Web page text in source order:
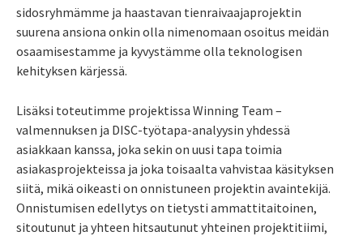
sidosryhmämme ja haastavan tienraivaajaprojektin
suurena ansiona onkin olla nimenomaan osoitus meidän
osaamisestamme ja kyvystämme olla teknologisen
kehityksen kärjessä.
Lisäksi toteutimme projektissa Winning Team –
valmennuksen ja DISC-työtapa-analyysin yhdessä
asiakkaan kanssa, joka sekin on uusi tapa toimia
asiakasprojekteissa ja joka toisaalta vahvistaa käsityksen
siitä, mikä oikeasti on onnistuneen projektin avaintekijä.
Onnistumisen edellytys on tietysti ammattitaitoinen,
sitoutunut ja yhteen hitsautunut yhteinen projektitiimi,